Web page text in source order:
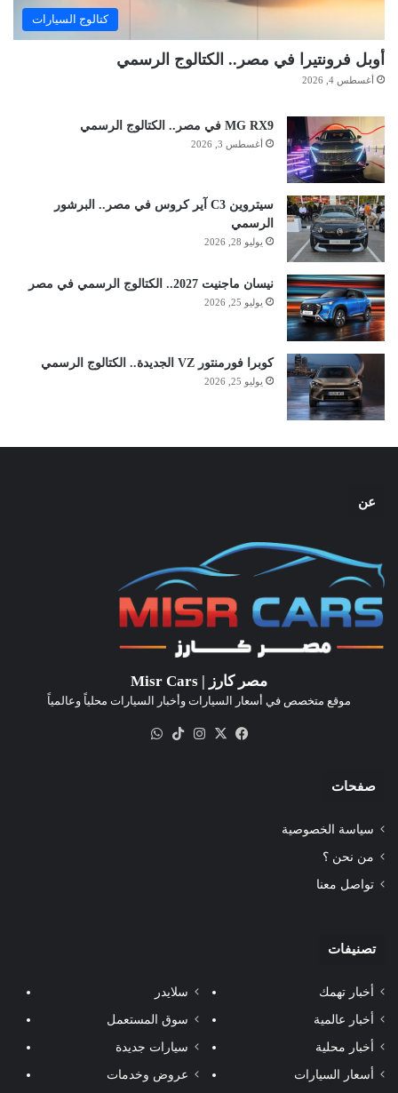
كتالوج السيارات
أوبل فرونتيرا في مصر.. الكتالوج الرسمي
أغسطس 4, 2026
MG RX9 في مصر.. الكتالوج الرسمي
أغسطس 3, 2026
سيتروين C3 آير كروس في مصر.. البرشور
الرسمي
يوليو 28, 2026
نيسان ماجنيت 2027.. الكتالوج الرسمي في مصر
يوليو 25, 2026
كوبرا فورمنتور VZ الجديدة.. الكتالوج الرسمي
يوليو 25, 2026
عن
مصر كارز | Misr Cars
موقع متخصص في أسعار السيارات وأخبار السيارات محلياً وعالمياً
فيسبوك
‫X انستقرام‫TikTok
صفحات
سياسة الخصوصية
من نحن ؟
تواصل معنا
تصنيفات
أخبار تهمك
أخبار عالمية
أخبار محلية
أسعار السيارات
سلايدر
سوق المستعمل
سيارات جديدة
عروض وخدمات